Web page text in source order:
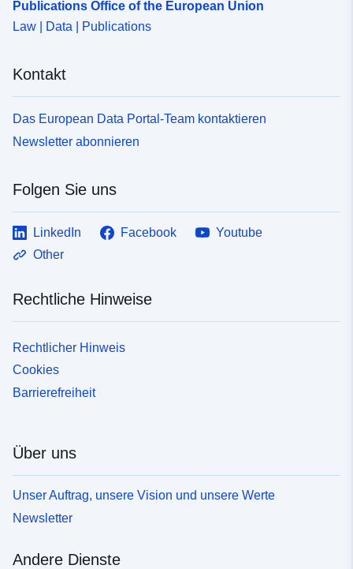
Publications Office of the European Union
Law | Data | Publications
Kontakt
Das European Data Portal-Team kontaktieren
Newsletter abonnieren
Folgen Sie uns
LinkedIn Facebook
Youtube
Other
Rechtliche Hinweise
Rechtlicher Hinweis
Cookies
Barrierefreiheit
Über uns
Unser Auftrag, unsere Vision und unsere Werte
Newsletter
Andere Dienste